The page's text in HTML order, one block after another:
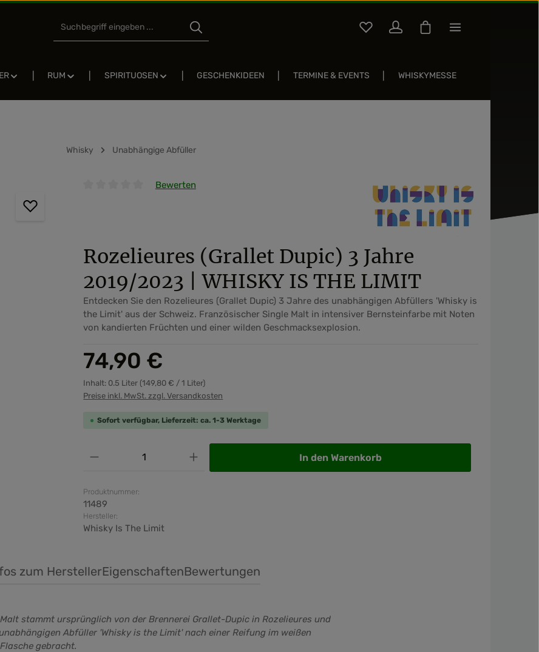
Du hast 0 Produkte auf dem Merkzettel
Warenkorb enthält 0
RUM SPIRITUOSEN GESCHENKIDEEN TERMINE & EVENTS WHISKYMESSE
Whisky Unabhängige Abfüller
Bewerten
Rozelieures (Grallet Dupic) 3 Jahre
2019/2023 | WHISKY IS THE LIMIT
Entdecken Sie den Rozelieures (Grallet Dupic) 3 Jahre des unabhängigen Abfüllers 'Whisky is
the Limit' aus der Schweiz. Französischer Single Malt in intensiver Bernsteinfarbe mit Noten
von kandierten Früchten und einer wilden Geschmacksexplosion.
Regulärer Preis:
74,90 €
Inhalt: 0.5 Liter (149,80 € / 1 Liter)
Preise inkl. MwSt. zzgl. Versandkosten
Sofort verfügbar, Lieferzeit: ca. 1-3 Werktage
Produkt Anzahl: Gib den gewünschten Wert ein oder benutze die
In den Warenkorb
Produktnummer:
11489
Hersteller:
Whisky Is The Limit
zum HerstellerEigenschaftenBewertungen
stammt ursprünglich von der Brennerei Grallet-Dupic in Rozelieures und
Abfüller 'Whisky is the Limit' nach einer Reifung im weißen
gebracht.